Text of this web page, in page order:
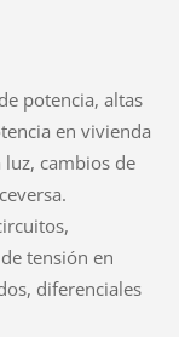
potencia, altas
en vivienda
cambios de
tensión en
diferenciales